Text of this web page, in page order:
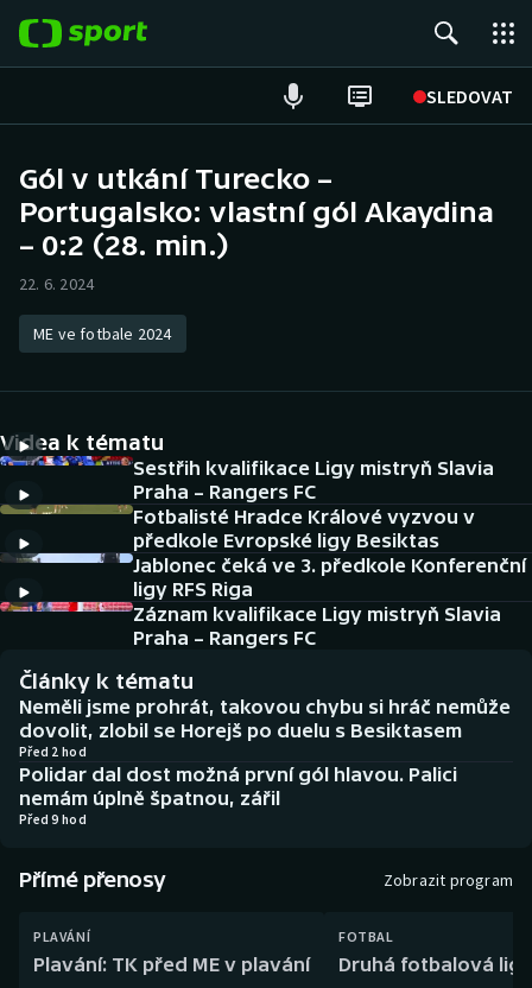
SLEDOVAT
Hokej
Atletika
DALŠÍ SPORTY
Americký fotbal
Baseball a softbal
Basketbal
Boby a skeleton
Box
Dostihy
Florbal
NEPŘEHLÉDNĚTE
Soutěže
Historické návraty
AZ kvíz
Gól v utkání Turecko –
Portugalsko: vlastní gól Akaydina
– 0:2 (28. min.)
22. 6. 2024
ME ve fotbale 2024
Videa k tématu
Sestřih kvalifikace Ligy mistryň Slavia
Praha – Rangers FC
Fotbalisté Hradce Králové vyzvou v
předkole Evropské ligy Besiktas
Jablonec čeká ve 3. předkole Konferenční
ligy RFS Riga
Záznam kvalifikace Ligy mistryň Slavia
Praha – Rangers FC
Články k tématu
Neměli jsme prohrát, takovou chybu si hráč nemůže
dovolit, zlobil se Horejš po duelu s Besiktasem
Před 2 hod
Polidar dal dost možná první gól hlavou. Palici
nemám úplně špatnou, zářil
Před 9 hod
Přímé přenosy Zobrazit program
PLAVÁNÍ
Plavání: TK před ME v plavání
FOTBAL
Druhá fotbalová